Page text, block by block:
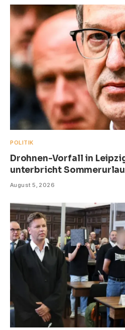
POLITIK
Drohnen-Vorfall in
unterbricht
August 5, 2026